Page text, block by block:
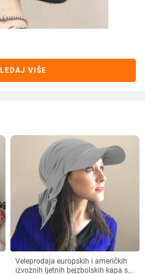
VIŠE
Veleprodaja europskih i američkih
izvoznih ljetnih bejzbolskih kapa s